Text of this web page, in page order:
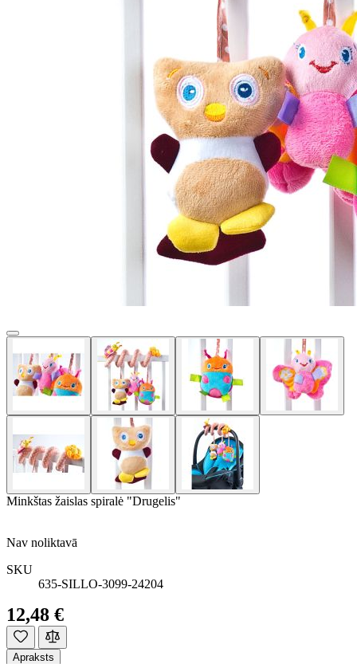
Minkštas žaislas spiralė "Drugelis"
Nav noliktavā
SKU
635-SILLO-3099-24204
12,48 €
Apraksts